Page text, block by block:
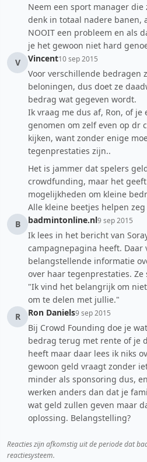
Neem een sport manager
denk in totaal nadere banen,
NOOIT een probleem en als
je het gewoon niet hard
V
Vincent10 sep 2015
Voor verschillende bedragen
beloningen, dus doet ze
bedrag wat gegeven wordt.
Ik vraag me dus af, Ron, of
genomen om zelf even op dr
kijken, want zonder enige
tegenprestaties zijn..
Het is jammer dat spelers
crowdfunding, maar het
mogelijkheden om kleine
Alle kleine beetjes helpen zeg
B
badmintonline.nl9 sep 2015
Ik lees in het bericht van
campagnepagina heeft. Daar
belangstellende informatie
over haar tegenprestaties.
"Ik vind het belangrijk om
om te delen met jullie."
R
Ron Daniels9 sep 2015
Bij Crowd Founding doe je
bedrag terug met rente of je
heeft maar daar lees ik niks
gewoon geld vraagt zonder
minder als sponsoring dus,
werken anders dan dat je
wat geld zullen geven maar
oplossing. Belangstelling?
Reacties zijn afkomstig uit de periode dat
reactiesysteem.